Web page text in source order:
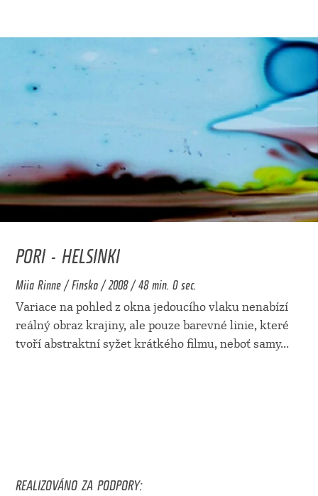
PORI - HELSINKI
Miia Rinne / Finsko / 2008 / 48 min. 0 sec.
Variace na pohled z okna jedoucího vlaku nenabízí
reálný obraz krajiny, ale pouze barevné linie, které
tvoří abstraktní syžet krátkého filmu, neboť samy...
REALIZOVÁNO ZA PODPORY: